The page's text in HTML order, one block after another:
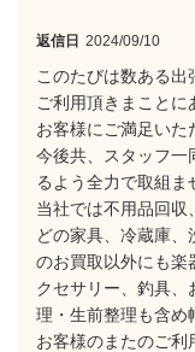
返信日 2024/09/10
このたびは数ある
ご利用頂きまことに
お客様にご満足いた
今後共、スタッフ一
るよう全力で取組ま
当社では不用品回収
どの家具、冷蔵庫
のお買取以外にも楽
クセサリー、釣具
理・生前整理も含め
お客様のまたのご利